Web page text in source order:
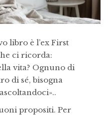
libro è l’ex First
ci ricorda:
vita? Ognuno di
di sé, bisogna
propositi. Per